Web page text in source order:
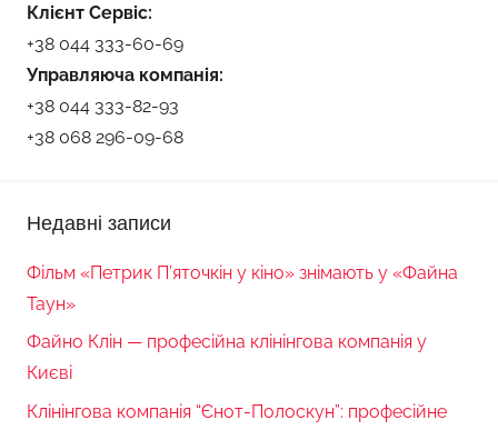
Клієнт Сервіс:
+38 044 333-60-69
Управляюча компанія:
+38 044 333-82-93
+38 068 296-09-68
Недавні записи
Фільм «Петрик П’яточкін у кіно» знімають у «Файна
Таун»
Файно Клін — професійна клінінгова компанія у
Києві
Клінінгова компанія “Єнот-Полоскун”: професійне